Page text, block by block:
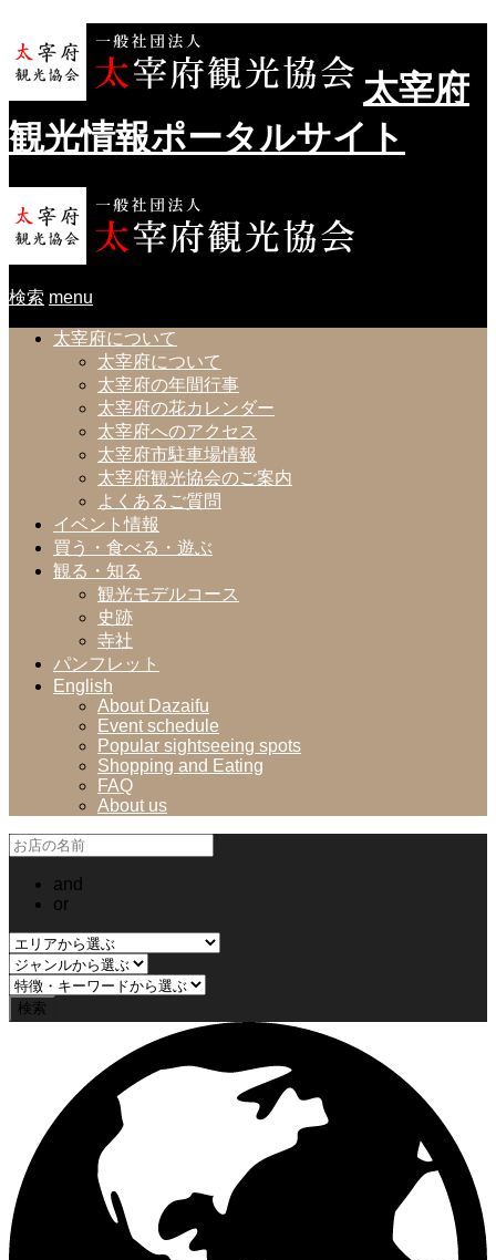
太宰府
観光情報ポータルサイト
検索 menu
太宰府について
太宰府について
太宰府の年間行事
太宰府の花カレンダー
太宰府へのアクセス
太宰府市駐車場情報
太宰府観光協会のご案内
よくあるご質問
イベント情報
買う・食べる・遊ぶ
観る・知る
観光モデルコース
史跡
寺社
パンフレット
English
About Dazaifu
Event schedule
Popular sightseeing spots
Shopping and Eating
FAQ
About us
and
or